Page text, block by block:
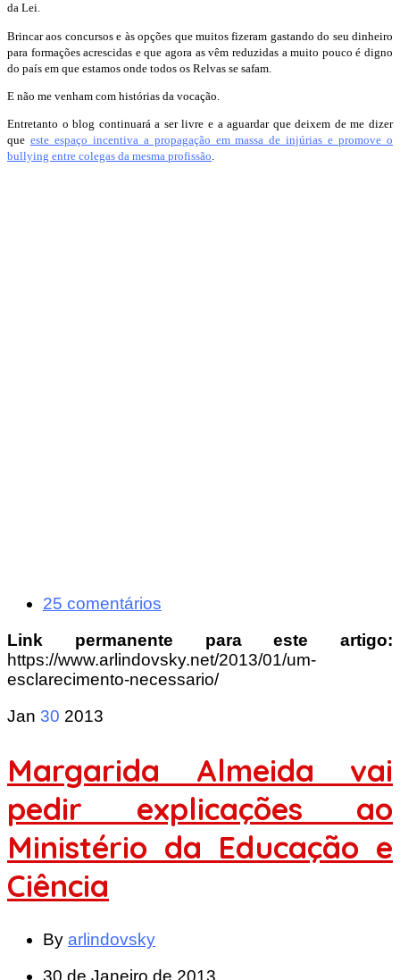
da Lei.
Brincar aos concursos e às opções que muitos fizeram gastando do seu dinheiro
para formações acrescidas e que agora as vêm reduzidas a muito pouco é digno
do país em que estamos onde todos os Relvas se safam.
E não me venham com histórias da vocação.
Entretanto o blog continuará a ser livre e a aguardar que deixem de me dizer
que este espaço incentiva a propagação em massa de injúrias e promove o
bullying entre colegas da mesma profissão.
25 comentários
Link permanente para este artigo:
https://www.arlindovsky.net/2013/01/um-
esclarecimento-necessario/
Jan 30 2013
Margarida Almeida vai
pedir explicações ao
Ministério da Educação e
Ciência
By arlindovsky
30 de Janeiro de 2013